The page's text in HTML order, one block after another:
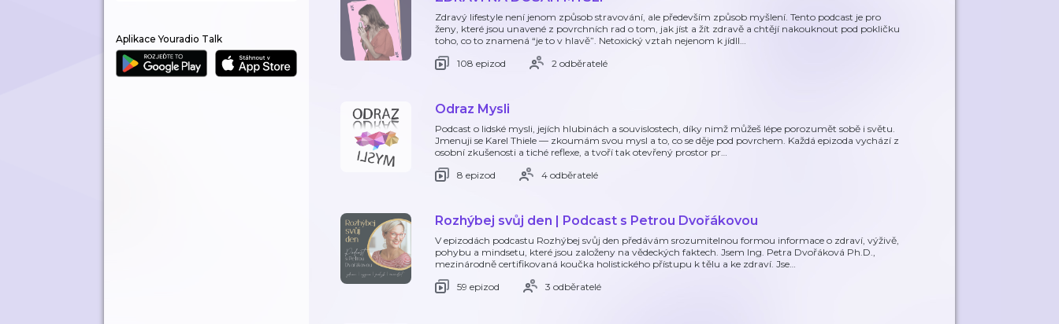
Aplikace Youradio Talk
Zdravý lifestyle není jenom způsob stravování, ale především způsob myšlení. Tento podcast je pro
ženy, které jsou unavené z povrchních rad o tom, jak jíst a žít zdravě a chtějí nakouknout pod pokličku
toho, co to znamená “je to v hlavě”. Netoxický vztah nejenom k jídll…
108 epizod
2 odběratelé
Odraz Mysli
Podcast o lidské mysli, jejích hlubinách a souvislostech, díky nimž můžeš lépe porozumět sobě i světu.
Jmenuji se Karel Thiele — zkoumám svou mysl a to, co se děje pod povrchem. Každá epizoda vychází z
osobní zkušenosti a tiché reflexe, a tvoří tak otevřený prostor pr…
8 epizod
4 odběratelé
Rozhýbej svůj den | Podcast s Petrou Dvořákovou
V epizodách podcastu Rozhýbej svůj den předávám srozumitelnou formou informace o zdraví, výživě,
pohybu a mindsetu, které jsou založeny na vědeckých faktech. Jsem Ing. Petra Dvořáková Ph.D.,
mezinárodně certifikovaná koučka holistického přístupu k tělu a ke zdraví. Jse…
59 epizod
3 odběratelé